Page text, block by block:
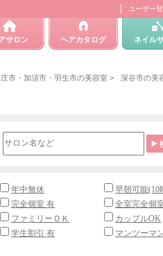
ユーザー
サロン ヘアカタログ ネイル
市・加須市・羽生市の美容室 > 深谷市の美
年中無休
早朝可能(10
完全個室 有
全室完全個
ファミリーＯＫ
カップルOK
学生割引 有 マンツーマ